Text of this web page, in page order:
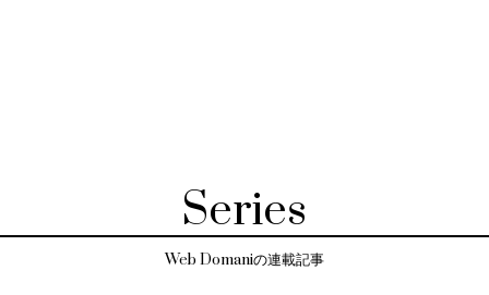
Series
Web Domaniの連載記事